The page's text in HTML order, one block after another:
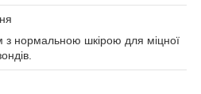
з нормальною шкірою для міцної